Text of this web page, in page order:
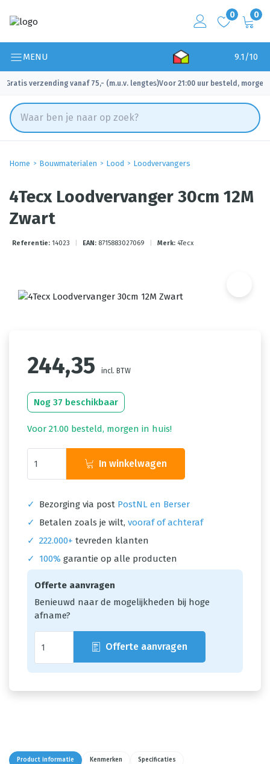
0 0
MENU 9.1/10
Gratis verzending vanaf 75,- (m.u.v. lengtes)
✓ Voor 21:00 uur besteld, morgen
Home Bouwmaterialen Lood Loodvervangers
4Tecx Loodvervanger 30cm 12M
Zwart
Referentie: 14023 EAN: 8715883027069 Merk: 4Tecx
244,35 incl. BTW
Nog 37 beschikbaar
Voor 21.00 besteld, morgen in huis!
In winkelwagen
✓ Bezorging via post PostNL en Berser
✓
Betalen zoals je wilt, vooraf of achteraf
✓ 222.000+ tevreden klanten
✓
100% garantie op alle producten
Offerte aanvragen
Benieuwd naar de mogelijkheden bij hoge
afname?
Offerte aanvragen
Product informatie Kenmerken Specificaties